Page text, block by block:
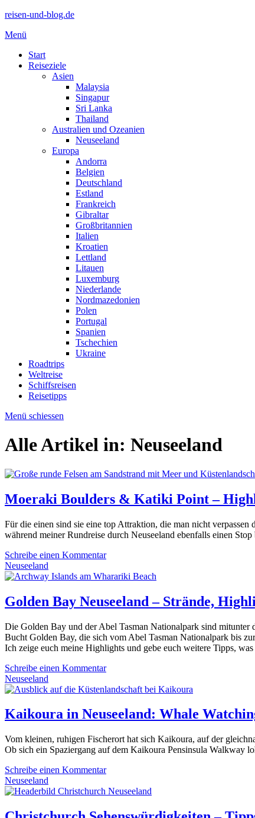
reisen-und-blog.de
Menü
Start
Reiseziele
Asien
Malaysia
Singapur
Sri Lanka
Thailand
Australien und Ozeanien
Neuseeland
Europa
Andorra
Belgien
Deutschland
Estland
Frankreich
Gibraltar
Großbritannien
Italien
Kroatien
Lettland
Litauen
Luxemburg
Niederlande
Nordmazedonien
Polen
Portugal
Spanien
Tschechien
Ukraine
Roadtrips
Weltreise
Schiffsreisen
Reisetipps
Menü schiessen
Alle Artikel in: Neuseeland
Moeraki Boulders & Katiki Point –
Für die einen sind sie eine top Attraktion, die man nicht
während meiner Rundreise durch Neuseeland ebenfalls einen
Schreibe einen Kommentar
Neuseeland
Golden Bay Neuseeland – Strände,
Die Golden Bay und der Abel Tasman Nationalpark sind mitunter
Bucht Golden Bay, die sich vom Abel Tasman Nationalpark bis
Ich zeige euch meine Highlights und gebe euch weitere Tipps,
Schreibe einen Kommentar
Neuseeland
Kaikoura in Neuseeland: Whale
Vom kleinen, ruhigen Fischerort hat sich Kaikoura, auf der
Ob sich ein Spaziergang auf dem Kaikoura Pensinsula Walkway
Schreibe einen Kommentar
Neuseeland